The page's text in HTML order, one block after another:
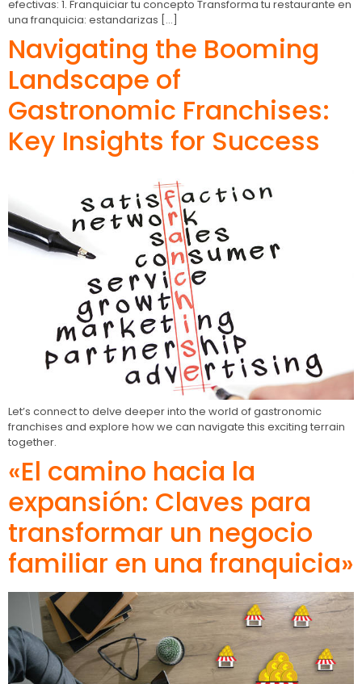
efectivas: 1. Franquiciar tu concepto Transforma tu restaurante en
una franquicia: estandarizas […]
Navigating the Booming
Landscape of
Gastronomic Franchises:
Key Insights for Success
Let’s connect to delve deeper into the world of gastronomic
franchises and explore how we can navigate this exciting terrain
together.
«El camino hacia la
expansión: Claves para
transformar un negocio
familiar en una franquicia»